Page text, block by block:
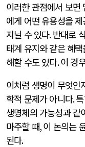
이러한 관점에서 보면
에게 어떤 유용성을
지닐 수 있다.반대로
태계 유지와 같은 혜
해할 수도 있다.이 경
이처럼 생명이 무엇인
학적 문제가 아니다.
생명체의 가능성과 같
마주할 때,이 논의는
된다.